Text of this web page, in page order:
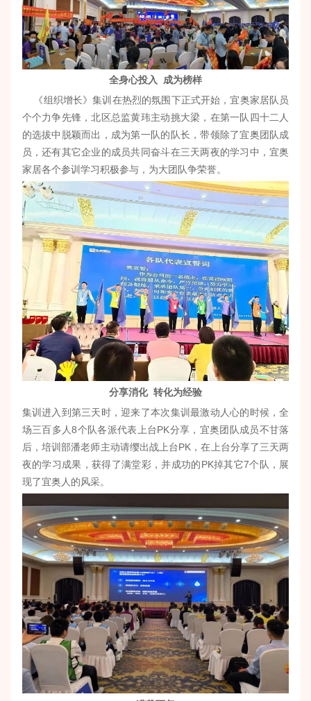
全身心投入 成为榜样
《组织增长》集训在热烈的氛围下正式开始，宜奥家居队员
个个力争先锋，北区总监黄玮主动挑大梁，在第一队四十二人
的选拔中脱颖而出，成为第一队的队长，带领除了宜奥团队成
员，还有其它企业的成员共同奋斗在三天两夜的学习中，宜奥
家居各个参训学习积极参与，为大团队争荣誉。
分享消化 转化为经验
集训进入到第三天时，迎来了本次集训最激动人心的时候，全
场三百多人8个队各派代表上台PK分享，宜奥团队成员不甘落
后，培训部潘老师主动请缨出战上台PK，在上台分享了三天两
夜的学习成果，获得了满堂彩，并成功的PK掉其它7个队，展
现了宜奥人的风采。